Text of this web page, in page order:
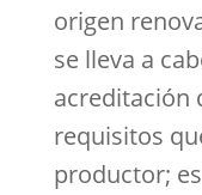
origen
se lleva a
acreditación
requisitos
productor;